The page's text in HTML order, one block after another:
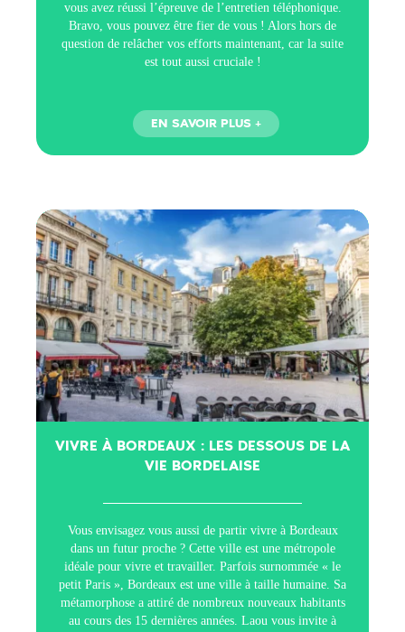
vous avez réussi l’épreuve de l’entretien téléphonique.
Bravo, vous pouvez être fier de vous ! Alors hors de
question de relâcher vos efforts maintenant, car la suite
est tout aussi cruciale !
VIVRE À BORDEAUX : LES DESSOUS DE LA
VIE BORDELAISE
Vous envisagez vous aussi de partir vivre à Bordeaux
dans un futur proche ? Cette ville est une métropole
idéale pour vivre et travailler. Parfois surnommée « le
petit Paris », Bordeaux est une ville à taille humaine. Sa
métamorphose a attiré de nombreux nouveaux habitants
au cours des 15 dernières années. Laou vous invite à